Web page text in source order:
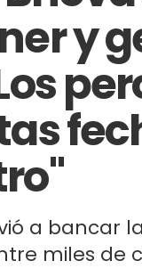
y
a bancar
miles de